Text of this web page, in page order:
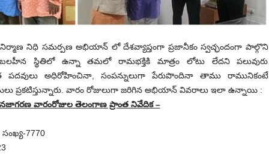
నిధి సమర్పణ అభియాన్ లో దేశవ్యాప్తంగా ప్రజానీకం స్వచ్ఛందంగా పాల్గొని
బలహీన స్థితిలో ఉన్నా తమలో రామభక్తికి మాత్రం లోటు లేదని పలువురు
పదవులు అధిరోహించినా, సంపన్నులుగా పేరుపొందినా తాము రామునికంటే
ప్రకటిస్తున్నారు. వారం రోజులుగా జరిగిన అభియాన్ వివరాలు ఇలా ఉన్నాయి :
వారంరోజుల తెలంగాణ ప్రాంత నివేదిక –
7770